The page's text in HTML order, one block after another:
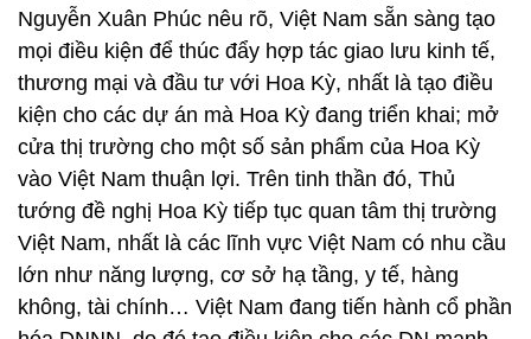
Nguyễn Xuân Phúc nêu rõ, Việt Nam sẵn sàng tạo
mọi điều kiện để thúc đẩy hợp tác giao lưu kinh tế,
thương mại và đầu tư với Hoa Kỳ, nhất là tạo điều
kiện cho các dự án mà Hoa Kỳ đang triển khai; mở
cửa thị trường cho một số sản phẩm của Hoa Kỳ
vào Việt Nam thuận lợi. Trên tinh thần đó, Thủ
tướng đề nghị Hoa Kỳ tiếp tục quan tâm thị trường
Việt Nam, nhất là các lĩnh vực Việt Nam có nhu cầu
lớn như năng lượng, cơ sở hạ tầng, y tế, hàng
không, tài chính… Việt Nam đang tiến hành cổ phần